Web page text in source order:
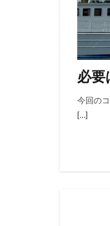
必要
今回の
[…]